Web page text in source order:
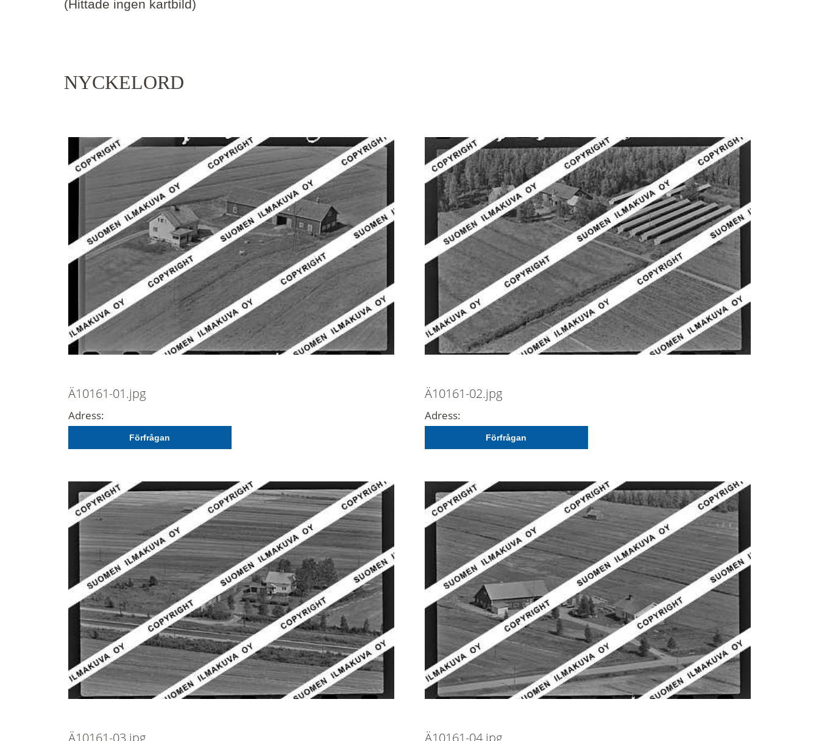
(Hittade ingen kartbild)
NYCKELORD
Ä10161-01.jpg
Adress:
Förfrågan
Ä10161-02.jpg
Adress:
Förfrågan
Ä10161-03.jpg Ä10161-04.jpg